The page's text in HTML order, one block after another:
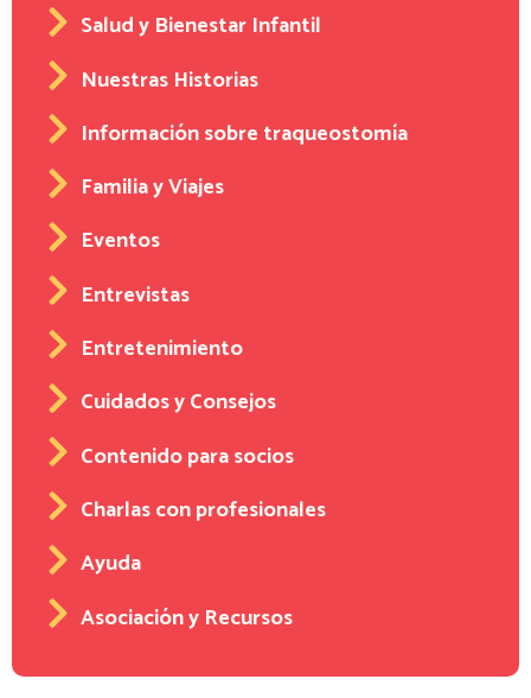
Salud y Bienestar Infantil
Nuestras Historias
Información sobre traqueostomía
Familia y Viajes
Eventos
Entrevistas
Entretenimiento
Cuidados y Consejos
Contenido para socios
Charlas con profesionales
Ayuda
Asociación y Recursos